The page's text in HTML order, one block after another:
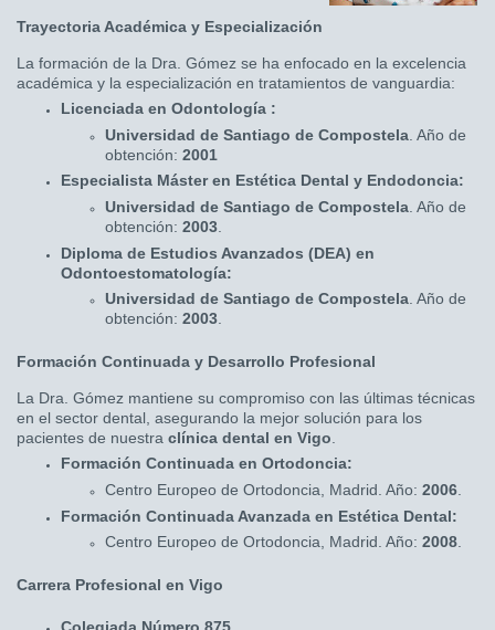
Trayectoria Académica y Especialización
La formación de la Dra. Gómez se ha enfocado en la excelencia
académica y la especialización en tratamientos de vanguardia:
Licenciada en Odontología :
Universidad de Santiago de Compostela . Año de
obtención: 2001
Especialista Máster en Estética Dental y Endodoncia:
Universidad de Santiago de Compostela . Año de
obtención: 2003
Diploma de Estudios Avanzados (DEA) en
Odontoestomatología:
Universidad de Santiago de Compostela. Año de
obtención: 2003.
Formación Continuada y Desarrollo Profesional
La Dra. Gómez mantiene su compromiso con las últimas técnicas
en el sector dental, asegurando la mejor solución para los
pacientes de nuestra clínica dental en Vigo
Formación Continuada en Ortodoncia:
Centro Europeo de Ortodoncia, Madrid. Año: 2006
Formación Continuada Avanzada en Estética Dental:
Centro Europeo de Ortodoncia, Madrid. Año: 2008.
Carrera Profesional en Vigo